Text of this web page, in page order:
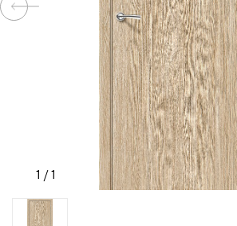
КОМПАНИИ
ИНТЕРЕСНЫЕ
СТАТЬИ
СВЯЗАТЬСЯ
1 /1